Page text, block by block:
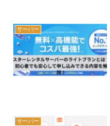
サーバー
サーバー